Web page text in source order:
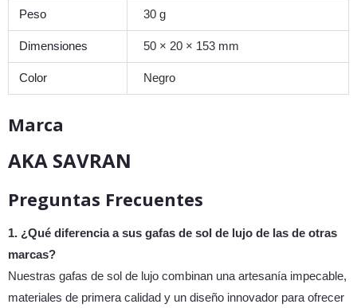
Peso 30 g
Dimensiones 50 × 20 × 153 mm
Color Negro
Marca
AKA SAVRAN
Preguntas Frecuentes
1. ¿Qué diferencia a sus gafas de sol de lujo de las de otras
marcas?
Nuestras gafas de sol de lujo combinan una artesanía impecable,
materiales de primera calidad y un diseño innovador para ofrecer